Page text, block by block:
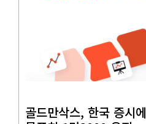
골드만삭스, 한국 증시